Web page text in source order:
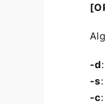
-d
-s
-c